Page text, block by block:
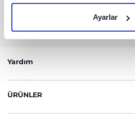
Ayarlar
Müşteri Hizmetleri
+90 216 570
Yardım
ÜRÜNLER